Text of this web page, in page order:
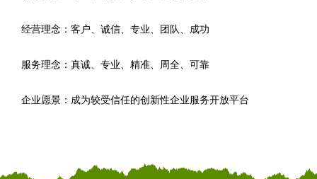
经营理念：客户、诚信、专业、团队、成功
服务理念：真诚、专业、精准、周全、可靠
企业愿景：成为较受信任的创新性企业服务开放平台